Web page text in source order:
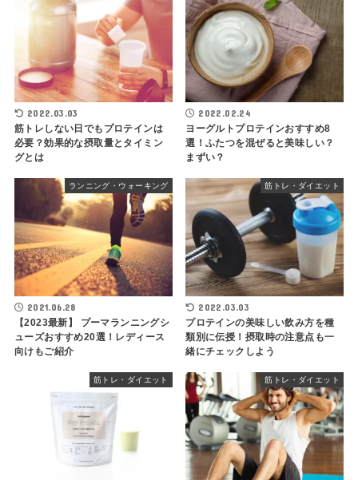
2022.03.03
筋トレしない日でもプロテインは
必要？効果的な摂取量とタイミン
グとは
2022.02.24
ヨーグルトプロテインおすすめ8
選！ふたつを混ぜると美味しい？
まずい？
ランニング・ウォーキング
2021.06.28
【2023最新】 プーマランニングシ
ューズおすすめ20選！レディース
向けもご紹介
筋トレ・ダイエット
2022.03.03
プロテインの美味しい飲み方を種
類別に伝授！摂取時の注意点も一
緒にチェックしよう
筋トレ・ダイエット 筋トレ・ダイエット